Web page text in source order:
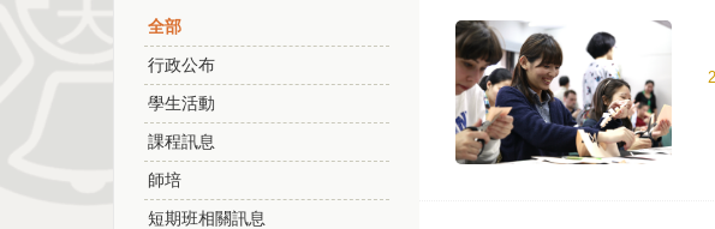
全部
行政公布
學生活動
課程訊息
師培
短期班相關訊息